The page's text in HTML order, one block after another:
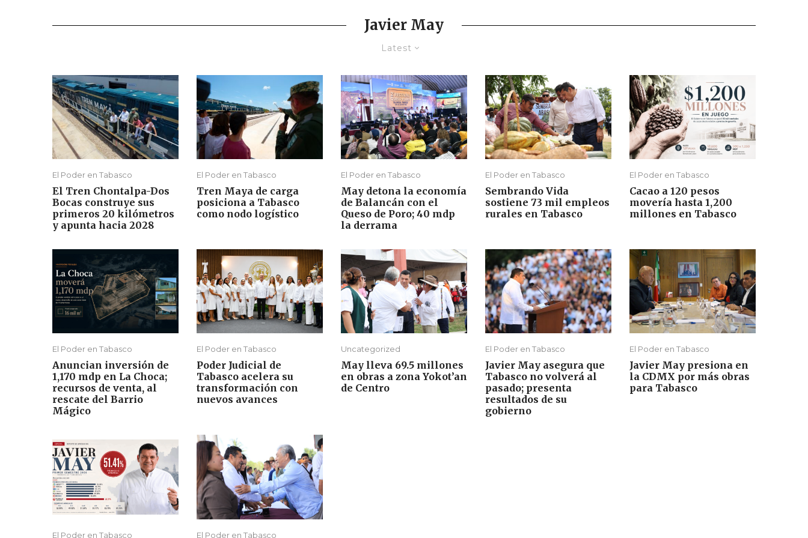
Javier May
Latest
El Poder en Tabasco
El Tren Chontalpa-Dos
Bocas construye sus
primeros 20 kilómetros
y apunta hacia 2028
El Poder en Tabasco
Tren Maya de carga
posiciona a Tabasco
como nodo logístico
El Poder en Tabasco
May detona la economía
de Balancán con el
Queso de Poro; 40 mdp
la derrama
El Poder en Tabasco
Sembrando Vida
sostiene 73 mil empleos
rurales en Tabasco
El Poder en Tabasco
Cacao a 120 pesos
movería hasta 1,200
millones en Tabasco
El Poder en Tabasco
Anuncian inversión de
1,170 mdp en La Choca;
recursos de venta, al
rescate del Barrio
Mágico
El Poder en Tabasco
Poder Judicial de
Tabasco acelera su
transformación con
nuevos avances
Uncategorized
May lleva 69.5 millones
en obras a zona Yokot’an
de Centro
El Poder en Tabasco
Javier May asegura que
Tabasco no volverá al
pasado; presenta
resultados de su
gobierno
El Poder en Tabasco
Javier May presiona en
la CDMX por más obras
para Tabasco
El Poder en Tabasco El Poder en Tabasco